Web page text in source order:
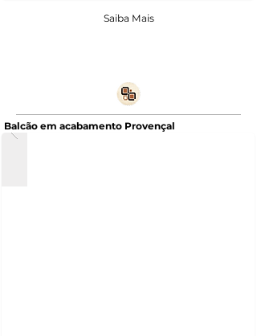
Saiba Mais
Balcão em acabamento Provençal